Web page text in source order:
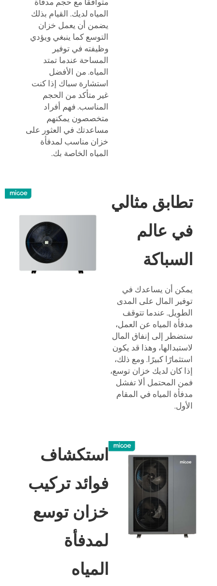
المياه لديك. القيام بذلك
يضمن أن يعمل خزان
التوسع كما ينبغي ويؤدي
وظيفته في توفير
المساحة عندما تمتد
المياه. من الأفضل
استشارة سباك إذا كنت
غير متأكد من الحجم
المناسب. فهم أفراد
متخصصون يمكنهم
مساعدتك في العثور على
خزان مناسب لمدفأة
المياه الخاصة بك.
تطابق مثالي
في عالم
السباكة
يمكن أن يساعدك في
توفير المال على المدى
الطويل. عندما تتوقف
مدفأة المياه عن العمل،
ستضطر إلى إنفاق المال
لاستبدالها، وهذا قد يكون
استثمارًا كبيرًا. ومع ذلك،
إذا كان لديك خزان توسع،
فمن المحتمل ألا تفشل
مدفأة المياه في المقام
الأول.
استكشاف
فوائد تركيب
خزان توسع
لمدفأة
المياه